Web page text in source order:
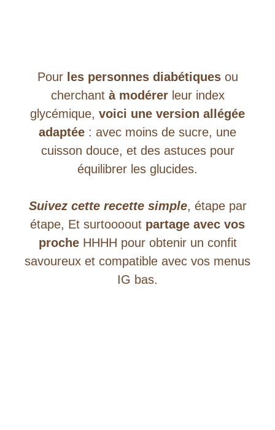
Pour les personnes diabétiquesou
cherchantà modérerleur index
glycémique, voici une version allégée
adaptée : avec moins de sucre, une
cuisson douce, et des astuces pour
équilibrer les glucides.
Suivez cette recette simple, étape par
étape, Et surtoooout partage avec vos
proche HHHH pour obtenir un confit
savoureux et compatible avec vos menus
IG bas.